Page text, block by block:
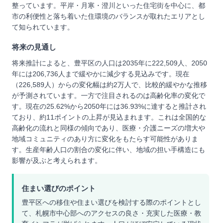
整っています。平岸・月寒・澄川といった住宅街を中心に、都
市の利便性と落ち着いた住環境のバランスが取れたエリアとし
て知られています。
将来の見通し
将来推計によると、豊平区の人口は2035年に222,509人、2050
年には206,736人まで緩やかに減少する見込みです。現在
（226,589人）からの変化幅は約2万人で、比較的緩やかな推移
が予測されています。一方で注目されるのは高齢化率の変化で
す。現在の25.62%から2050年には36.93%に達すると推計され
ており、約11ポイントの上昇が見込まれます。これは全国的な
高齢化の流れと同様の傾向であり、医療・介護ニーズの増大や
地域コミュニティのあり方に変化をもたらす可能性がありま
す。生産年齢人口の割合の変化に伴い、地域の担い手構造にも
影響が及ぶと考えられます。
住まい選びのポイント
豊平区への移住や住まい選びを検討する際のポイントとし
て、札幌市中心部へのアクセスの良さ・充実した医療・教